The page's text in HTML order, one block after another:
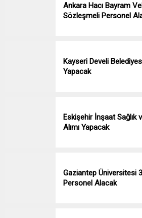
Ankara Hacı Bayram
Sözleşmeli Personel
Kayseri Develi
Yapacak
Eskişehir İnşaat Sağlık
Alımı Yapacak
Gaziantep Üniversitesi
Personel Alacak